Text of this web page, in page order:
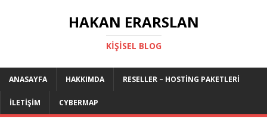
HAKAN ERARSLAN
KIŞISEL BLOG
ANASAYFA HAKKIMDA RESELLER – HOSTING PAKETLERI
İLETIŞIM CYBERMAP